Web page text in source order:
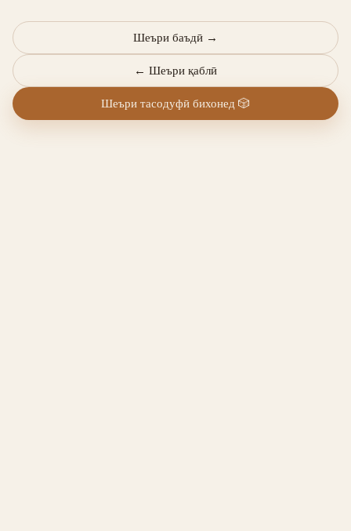
← Шеъри қаблӣ
Шеъри баъдӣ →
Шеъри тасодуфӣ бихонед 🎲